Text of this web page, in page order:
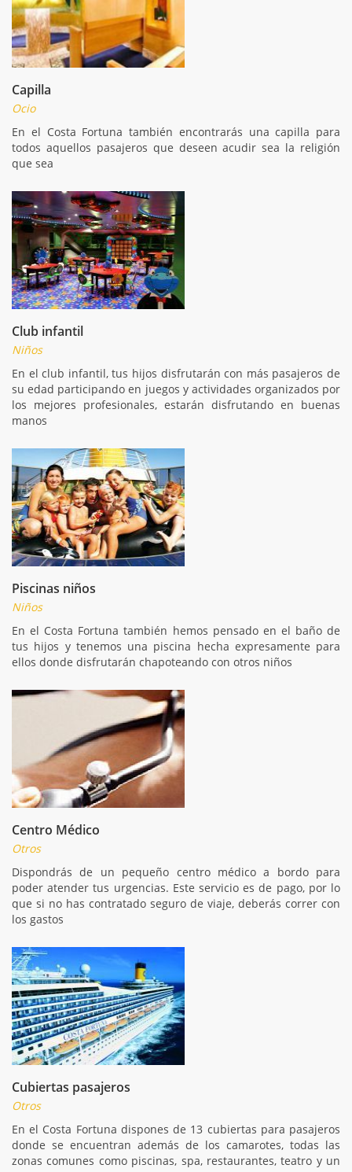
Capilla
Ocio
En el Costa Fortuna también encontrarás una capilla para
todos aquellos pasajeros que deseen acudir sea la religión
que sea
Club infantil
Niños
En el club infantil, tus hijos disfrutarán con más pasajeros de
su edad participando en juegos y actividades organizados por
los mejores profesionales, estarán disfrutando en buenas
manos
Piscinas niños
Niños
En el Costa Fortuna también hemos pensado en el baño de
tus hijos y tenemos una piscina hecha expresamente para
ellos donde disfrutarán chapoteando con otros niños
Centro Médico
Otros
Dispondrás de un pequeño centro médico a bordo para
poder atender tus urgencias. Este servicio es de pago, por lo
que si no has contratado seguro de viaje, deberás correr con
los gastos
Cubiertas pasajeros
Otros
En el Costa Fortuna dispones de 13 cubiertas para pasajeros
donde se encuentran además de los camarotes, todas las
zonas comunes como piscinas, spa, restaurantes, teatro y un